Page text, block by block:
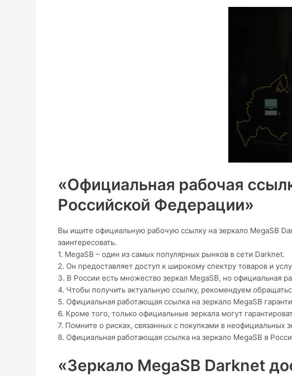
«Официальная рабочая
Российской Федерации»
Вы ищите официальную рабочую ссылку на зеркало MegaSB
заинтересовать.
1. MegaSB – один из самых популярных рынков в сети Darknet.
2. Он предоставляет доступ к широкому спектру товаров и
3. В России есть множество зеркал MegaSB, но официальная
4. Чтобы получить актуальную ссылку, рекомендуем
5. Официальная работающая ссылка на зеркало MegaSB
6. Кроме того, только официальные зеркала могут
7. Помните о рисках, связанных с покупками в неофициальных
8. Официальная работающая ссылка на зеркало MegaSB в
«Зеркало MegaSB Darknet